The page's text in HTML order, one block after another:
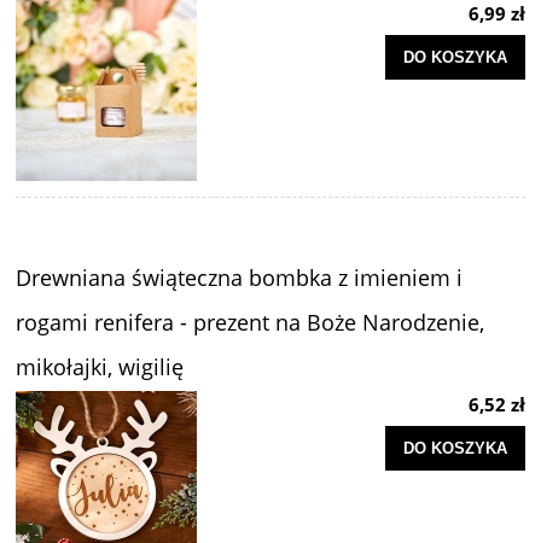
6,99 zł
DO KOSZYKA
Drewniana świąteczna bombka z imieniem i
rogami renifera - prezent na Boże Narodzenie,
mikołajki, wigilię
6,52 zł
DO KOSZYKA